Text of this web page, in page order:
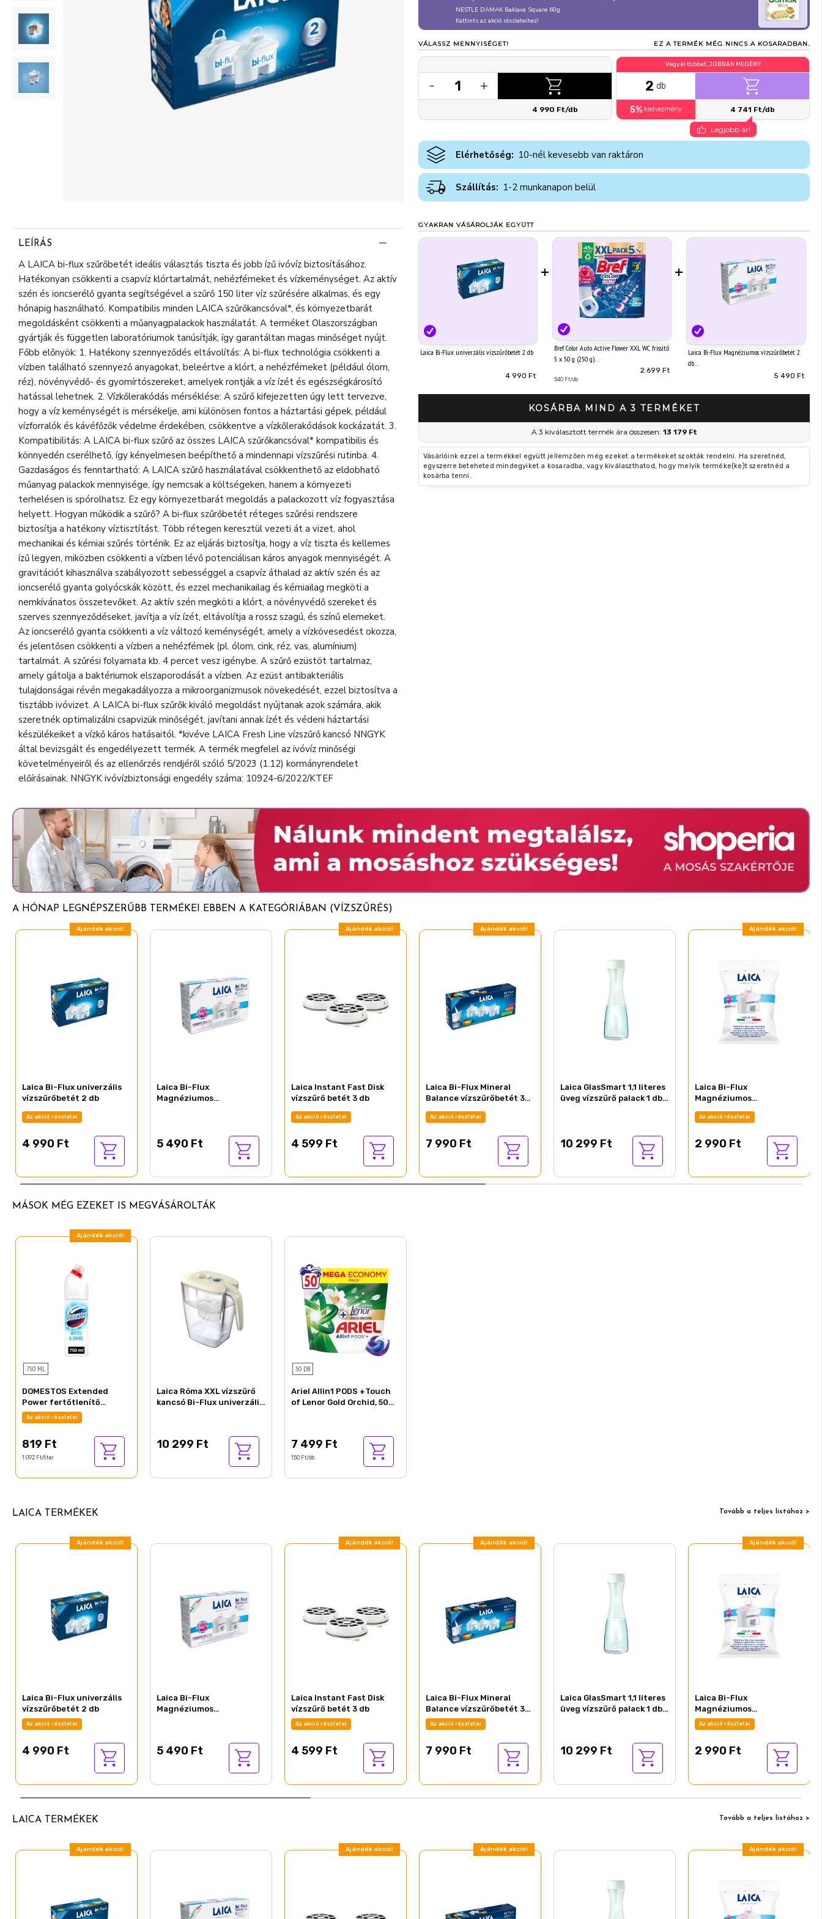
NESTLE DAMAK Baklava Square 60g
Kattints az akció részleteihez!
VÁLASSZ MENNYISÉGET! EZ A TERMÉK MÉG NINCS A KOSARADBAN.
- 1 +
4 990 Ft/db
Vegyél többet, JOBBAN MEGÉRI!
2 db
5% kedvezmény 4 741 Ft/db
Legjobb ár!
Elérhetőség: 10-nél kevesebb van raktáron
Szállítás: 1-2 munkanapon belül
GYAKRAN VÁSÁROLJÁK EGYÜTT
Laica Bi-Flux univerzális vízszűrőbetét 2 db
4 990 Ft
+
Bref Color Auto Active Flower XXL WC frissítő
5 x 50 g (250 g)
2 699 Ft
540 Ft/db
+
Laica Bi-Flux Magnéziumos vízszűrőbetét 2
db
5 490 Ft
KOSÁRBA MIND A 3 TERMÉKET
A 3 kiválasztott termék ára összesen: 13 179 Ft
Vásárlóink ezzel a termékkel együtt jellemzően még ezeket a termékeket szokták rendelni. Ha szeretnéd,
egyszerre beteheted mindegyiket a kosaradba, vagy kiválaszthatod, hogy melyik terméke(ke)t szeretnéd a
kosárba tenni.
LEÍRÁS
A LAICA bi-flux szűrőbetét ideális választás tiszta és jobb ízű ivóvíz biztosításához.
Hatékonyan csökkenti a csapvíz klórtartalmát, nehézfémeket és vízkeménységet. Az aktív
szén és ioncserélő gyanta segítségével a szűrő 150 liter víz szűrésére alkalmas, és egy
hónapig használható. Kompatibilis minden LAICA szűrőkancsóval*, és környezetbarát
megoldásként csökkenti a műanyagpalackok használatát. A terméket Olaszországban
gyártják és független laboratóriumok tanúsítják, így garantáltan magas minőséget nyújt.
Főbb előnyök: 1. Hatékony szennyeződés eltávolítás: A bi-flux technológia csökkenti a
vízben található szennyező anyagokat, beleértve a klórt, a nehézfémeket (például ólom,
réz), növényvédő- és gyomírtószereket, amelyek rontják a víz ízét és egészségkárosító
hatással lehetnek. 2. Vízkőlerakódás mérséklése: A szűrő kifejezetten úgy lett tervezve,
hogy a víz keménységét is mérsékelje, ami különösen fontos a háztartási gépek, például
vízforralók és kávéfőzők védelme érdekében, csökkentve a vízkőlerakódások kockázatát. 3.
Kompatibilitás: A LAICA bi-flux szűrő az összes LAICA szűrőkancsóval* kompatibilis és
könnyedén cserélhető, így kényelmesen beépíthető a mindennapi vízszűrési rutinba. 4.
Gazdaságos és fenntartható: A LAICA szűrő használatával csökkenthető az eldobható
műanyag palackok mennyisége, így nemcsak a költségeken, hanem a környezeti
terhelésen is spórolhatsz. Ez egy környezetbarát megoldás a palackozott víz fogyasztása
helyett. Hogyan működik a szűrő? A bi-flux szűrőbetét réteges szűrési rendszere
biztosítja a hatékony víztisztítást. Több rétegen keresztül vezeti át a vizet, ahol
mechanikai és kémiai szűrés történik. Ez az eljárás biztosítja, hogy a víz tiszta és kellemes
ízű legyen, miközben csökkenti a vízben lévő potenciálisan káros anyagok mennyiségét. A
gravitációt kihasználva szabályozott sebességgel a csapvíz áthalad az aktív szén és az
ioncserélő gyanta golyócskák között, és ezzel mechanikailag és kémiailag megköti a
nemkívánatos összetevőket. Az aktív szén megköti a klórt, a növényvédő szereket és
szerves szennyeződéseket, javítja a víz ízét, eltávolítja a rossz szagú, és színű elemeket.
Az ioncserélő gyanta csökkenti a víz változó keménységét, amely a vízkövesedést okozza,
és jelentősen csökkenti a vízben a nehézfémek (pl. ólom, cink, réz, vas, alumínium)
tartalmát. A szűrési folyamata kb. 4 percet vesz igénybe. A szűrő ezüstöt tartalmaz,
amely gátolja a baktériumok elszaporodását a vízben. Az ezüst antibakteriális
tulajdonságai révén megakadályozza a mikroorganizmusok növekedését, ezzel biztosítva a
tisztább ivóvizet. A LAICA bi-flux szűrők kiváló megoldást nyújtanak azok számára, akik
szeretnék optimalizálni csapvizük minőségét, javítani annak ízét és védeni háztartási
készülékeiket a vízkő káros hatásaitól​. *kivéve LAICA Fresh Line vízszűrő kancsó NNGYK
által bevizsgált és engedélyezett termék. A termék megfelel az ivóvíz minőségi
követelményeiről és az ellenőrzés rendjéről szóló 5/2023 (1.12) kormányrendelet
előírásainak. NNGYK ivóvízbiztonsági engedély száma: 10924-6/2022/KTEF
A HÓNAP LEGNÉPSZERŰBB TERMÉKEI EBBEN A KATEGÓRIÁBAN (VÍZSZŰRÉS)
Ajándék akció!
Laica Bi-Flux univerzális
vízszűrőbetét 2 db
Az akció részletei
4 990 Ft
Laica Bi-Flux
Magnéziumos
5 490 Ft
Ajándék akció!
Laica Instant Fast Disk
vízszűrő betét 3 db
Az akció részletei
4 599 Ft
Ajándék akció!
Laica Bi-Flux Mineral
Balance vízszűrőbetét 3
db
Az akció részletei
7 990 Ft
Laica GlasSmart 1,1 literes
üveg vízszűrő palack 1 db
10 299 Ft
Ajándék akció!
Laica Bi-Flux
Magnéziumos
vízszűrőbetét 1 db
Az akció részletei
2 990 Ft
MÁSOK MÉG EZEKET IS MEGVÁSÁROLTÁK
Ajándék akció!
750 ML
DOMESTOS Extended
Power fertőtlenítő
hatású folyékony
tisztítószer White & Shine
Az akció részletei
819 Ft
1 092 Ft/liter
Laica Róma XXL vízszűrő
kancsó Bi-Flux univerzális
10 299 Ft
50 DB
Ariel Allin1 PODS +Touch
of Lenor Gold Orchid, 50
7 499 Ft
150 Ft/db
LAICA TERMÉKEK Tovább a teljes listához >
Ajándék akció!
Laica Bi-Flux univerzális
vízszűrőbetét 2 db
Az akció részletei
4 990 Ft
Laica Bi-Flux
Magnéziumos
5 490 Ft
Ajándék akció!
Laica Instant Fast Disk
vízszűrő betét 3 db
Az akció részletei
4 599 Ft
Ajándék akció!
Laica Bi-Flux Mineral
Balance vízszűrőbetét 3
dbAz akció részletei
7 990 Ft
Laica GlasSmart 1,1 literes
üveg vízszűrő palack 1 db
10 299 Ft
Ajándék akció!
Laica Bi-Flux
Magnéziumos
vízszűrőbetét 1 db
Az akció részletei
2 990 Ft
LAICA TERMÉKEK Tovább a teljes listához >
Ajándék akció! Ajándék akció! Ajándék akció! Ajándék akció!